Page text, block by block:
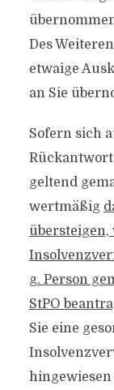
Des
etwaige
an Sie
Sofern sich
geltend
wertmäßig
g. Person
StPO
Sie eine